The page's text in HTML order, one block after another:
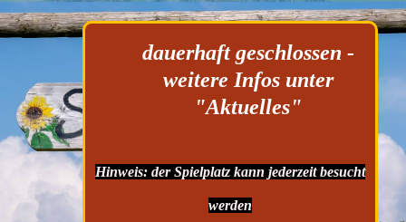
dauerhaft geschlossen -
weitere Infos unter
"Aktuelles"
Hinweis: der Spielplatz kann jederzeit besucht
werden